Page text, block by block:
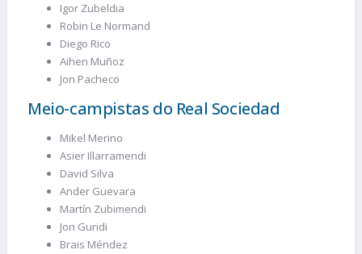
Igor Zubeldia
Robin Le Normand
Diego Rico
Aihen Muñoz
Jon Pacheco
Meio-campistas do Real Sociedad
Mikel Merino
Asier Illarramendi
David Silva
Ander Guevara
Martín Zubimendi
Jon Guridi
Brais Méndez